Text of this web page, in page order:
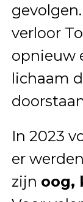
verloor
opnieuw
lichaam
In 2023
er
zijn oog,